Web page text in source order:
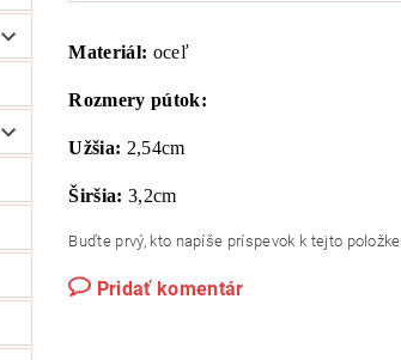
Materiál: oceľ
Rozmery pútok:
Užšia: 2,54cm
Širšia: 3,2cm
Buďte prvý, kto napíše príspevok k tejto položke.
Pridať komentár